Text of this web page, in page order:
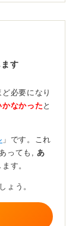
しょう。
わかりやす
す
必要になり
なかった と
」です。これ
っても, あ
す。
ょう。